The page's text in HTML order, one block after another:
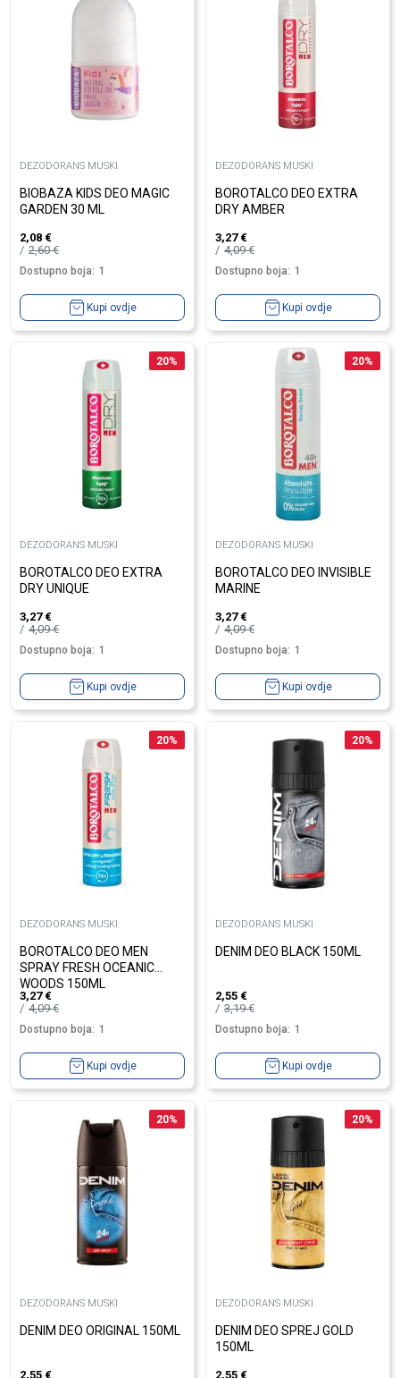
DEZODORANS MUSKI
BIOBAZA KIDS DEO MAGIC
GARDEN 30 ML
2,08 €
2,60€
Dostupno boja: 1
Kupi ovdje
DEZODORANS MUSKI
BOROTALCO DEO EXTRA
DRY AMBER
3,27 €
4,09€
Dostupno boja: 1
Kupi ovdje
20%
DEZODORANS MUSKI
BOROTALCO DEO EXTRA
DRY UNIQUE
3,27 €
4,09€
Dostupno boja: 1
Kupi ovdje
20%
DEZODORANS MUSKI
BOROTALCO DEO INVISIBLE
MARINE
3,27 €
4,09€
Dostupno boja: 1
Kupi ovdje
20%
DEZODORANS MUSKI
BOROTALCO DEO MEN
SPRAY FRESH OCEANIC
WOODS 150ML
3,27 €
4,09€
Dostupno boja: 1
Kupi ovdje
20%
DEZODORANS MUSKI
DENIM DEO BLACK 150ML
2,55 €
3,19€
Dostupno boja: 1
Kupi ovdje
20%
DEZODORANS MUSKI
DENIM DEO ORIGINAL 150ML
2,55 €
20%
DEZODORANS MUSKI
DENIM DEO SPREJ GOLD
150ML
2,55 €